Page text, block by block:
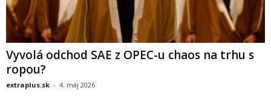
Vyvolá odchod SAE z OPEC-u chaos na trhu s
ropou?
extraplus.sk - 4. máj 2026